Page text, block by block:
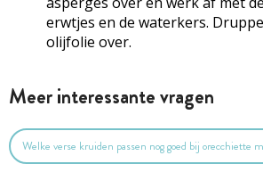
erwtjes en de waterkers.
olijfolie over.
Meer interessante vragen
Welke verse kruiden passen nog goed bij orecchiette